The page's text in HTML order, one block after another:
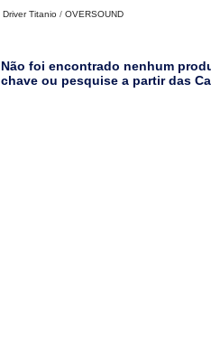
Driver Titanio / OVERSOUND
Não foi encontrado nenhum
chave ou pesquise a partir das